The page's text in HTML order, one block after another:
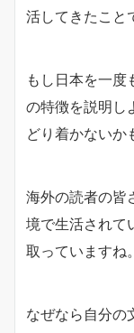
活してきたこと
もし日本を一度
の特徴を説明し
どり着かないか
海外の読者の皆
境で生活されて
取っていますね。
なぜなら自分の